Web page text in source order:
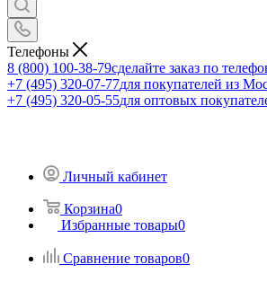
Телефоны
8 (800) 100-38-79сделайте заказ по
+7 (495) 320-07-77для покупателей из
+7 (495) 320-05-55для оптовых
Личный кабинет
Корзина0
Избранные товары0
Сравнение товаров0